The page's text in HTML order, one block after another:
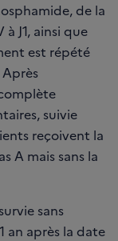
de la
J1, ainsi que
est répété
Après
suivie
reçoivent la
A mais sans la
sans
an après la date